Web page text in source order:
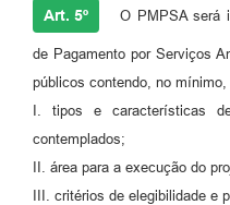
Art. 5º O PMPSA será
de Pagamento por Serviços
públicos contendo, no
I. tipos e características
contemplados;
II. área para a execução do
III. critérios de elegibilidade e